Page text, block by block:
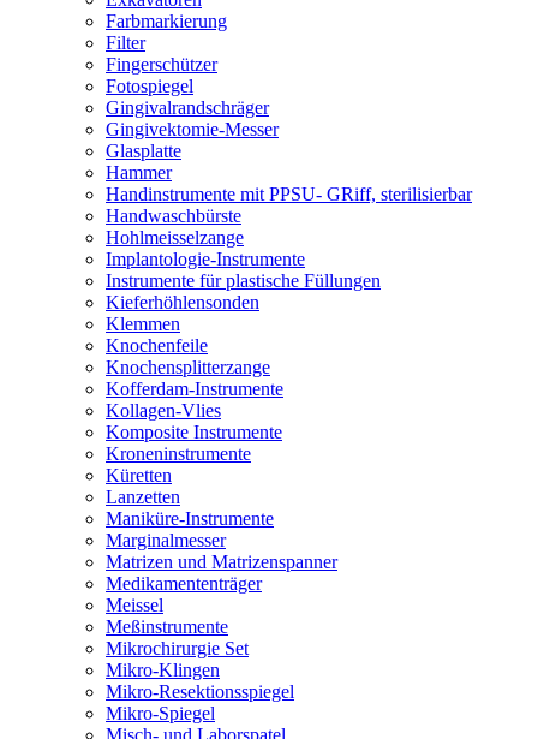
Farbmarkierung
Filter
Fingerschützer
Fotospiegel
Gingivalrandschräger
Gingivektomie-Messer
Glasplatte
Hammer
Handinstrumente mit PPSU- GRiff, sterilisierbar
Handwaschbürste
Hohlmeisselzange
Implantologie-Instrumente
Instrumente für plastische Füllungen
Kieferhöhlensonden
Klemmen
Knochenfeile
Knochensplitterzange
Kofferdam-Instrumente
Kollagen-Vlies
Komposite Instrumente
Kroneninstrumente
Küretten
Lanzetten
Maniküre-Instrumente
Marginalmesser
Matrizen und Matrizenspanner
Medikamententräger
Meissel
Meßinstrumente
Mikrochirurgie Set
Mikro-Klingen
Mikro-Resektionsspiegel
Mikro-Spiegel
Misch- und Laborspatel